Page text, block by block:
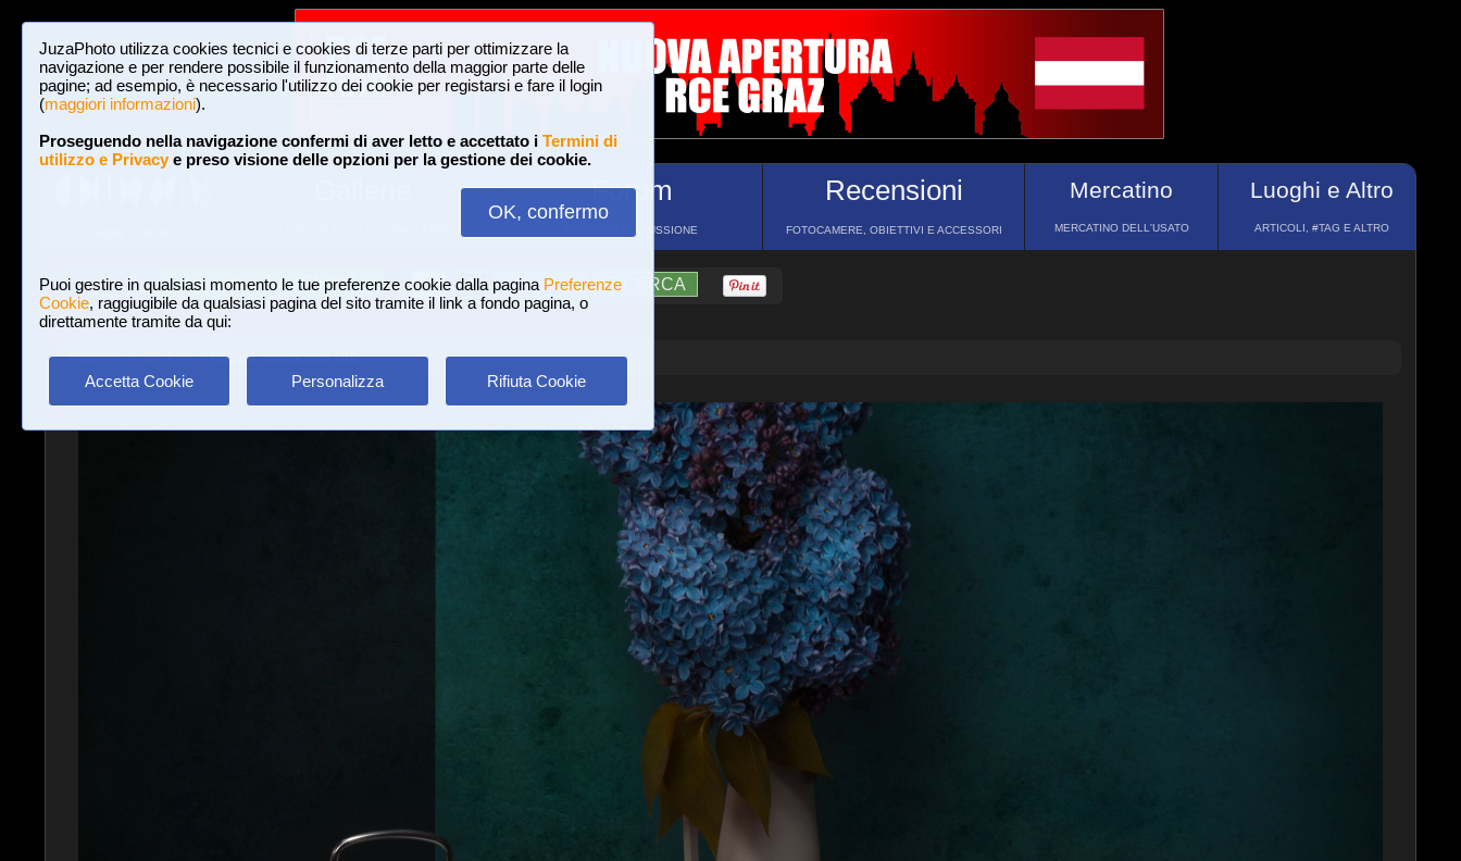
JuzaPhoto utilizza cookies tecnici e cookies di terze parti per ottimizzare la
navigazione e per rendere possibile il funzionamento della maggior parte delle
pagine; ad esempio, è necessario l'utilizzo dei cookie per registarsi e fare il login
(maggiori informazioni).
Proseguendo nella navigazione confermi di aver letto e accettato i Termini di
utilizzo e Privacye preso visione delle opzioni per la gestione dei cookie.
OK, confermo
Puoi gestire in qualsiasi momento le tue preferenze cookie dalla pagina Preferenze
Cookie, raggiugibile da qualsiasi pagina del sito tramite il link a fondo pagina, o
direttamente tramite da qui:
Accetta Cookie Personalizza Rifiuta Cookie
Forum
FORUM DI DISCUSSIONE
Recensioni
FOTOCAMERE, OBIETTIVI E ACCESSORI
Mercatino
MERCATINO DELL'USATO
Luoghi e Altro
ARTICOLI, #TAG E ALTRO
Login Iscriviti a JuzaPhoto! A A ?AIUTO RICERCA
Gallerie»Still Life» Natura morta con lillà